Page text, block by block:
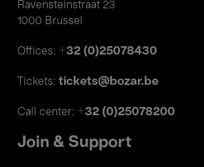
Ravensteinstraat 23
1000 Brussel
Offices: +32 (0)25078430
Tickets: tickets@bozar.be
Call center: +32 (0)25078200
Join & Support